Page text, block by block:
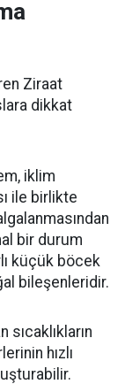
Ziraat
dikkat
iklim
ile birlikte
bir durum
küçük böcek
bileşenleridir.
sıcaklıkların
hızlı